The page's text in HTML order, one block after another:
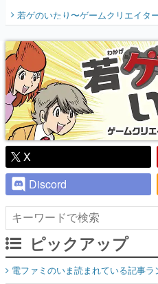
開く。業
『少年ジ
り】
若ゲのいたり〜ゲームクリエイタ
X
Discord
ピックアップ
電ファミのいま読まれている記事ラ